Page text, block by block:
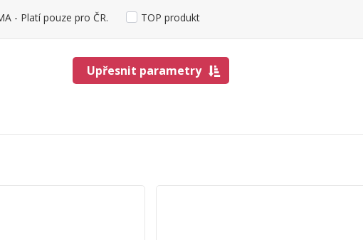
Upřesnit parametry
- Platí pouze pro ČR. TOP produkt